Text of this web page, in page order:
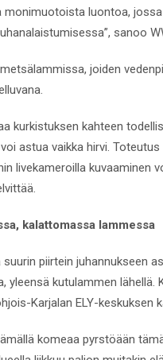
monimuotoista luontoa,
sanoo
joiden
kurkistuksen kahteen
astua vaikka hirvi.
livekameroilla kuvaaminen
kalattomassa lammessa
piirtein juhannukseen
yleensä kutulammen
Karjalan ELY-keskuksen
komeaa pyrstöään